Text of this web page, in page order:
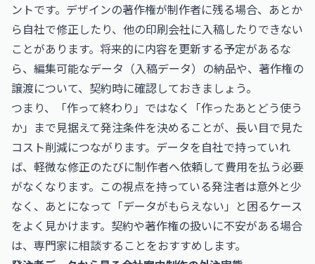
ントです。デザインの著作権が制作者に残る場合、あとか
ら自社で修正したり、他の印刷会社に入稿したりできない
ことがあります。将来的に内容を更新する予定があるな
ら、編集可能なデータ（入稿データ）の納品や、著作権の
譲渡について、契約時に確認しておきましょう。
つまり、「作って終わり」ではなく「作ったあとどう使う
か」まで見据えて発注条件を決めることが、長い目で見た
コスト削減につながります。データを自社で持っていれ
ば、軽微な修正のたびに制作者へ依頼して費用を払う必要
がなくなります。この視点を持っている発注者は意外と少
なく、あとになって「データがもらえない」と困るケース
をよく見かけます。契約や著作権の扱いに不安がある場合
は、専門家に相談することをおすすめします。